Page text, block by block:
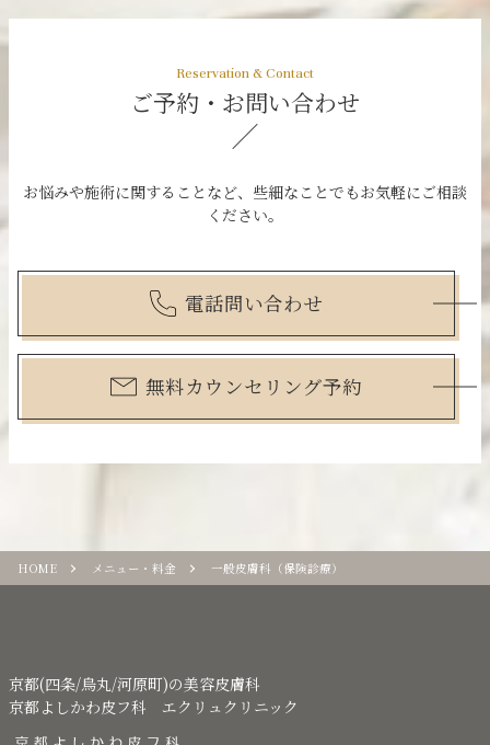
ご予約・お問い合わせ
お悩みや施術に関することなど、些細なことでもお気軽にご相談
ください。
電話問い合わせ
無料カウンセリング予約
HOME メニュー・料金 一般皮膚科（保険診療）
京都(四条/烏丸/河原町)の美容皮膚科
京都よしかわ皮フ科 エクリュクリニック